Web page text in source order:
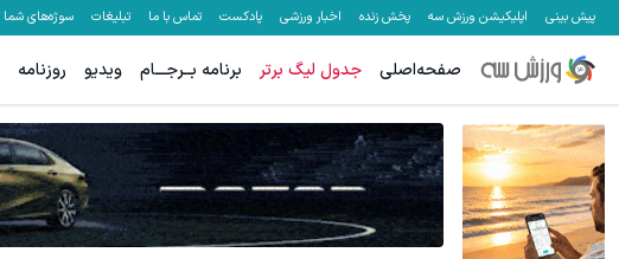
پیش بینی اپلیکیشن ورزش سه پخش زنده اخبار ورزشی پادکست تماس با ما تبلیغات سوژه‌های شما
صفحه‌اصلی جدول لیگ برتر برنامه بــرجـــام ویدیو روزنامه
معاملات فارکس اسپرد از صفر و تا ۵۰۰ دلار بونوس هنوز 50 تتر رو دریافت نکردی؟ | رایگان ثبت نام کن و رایگان شروع کن!